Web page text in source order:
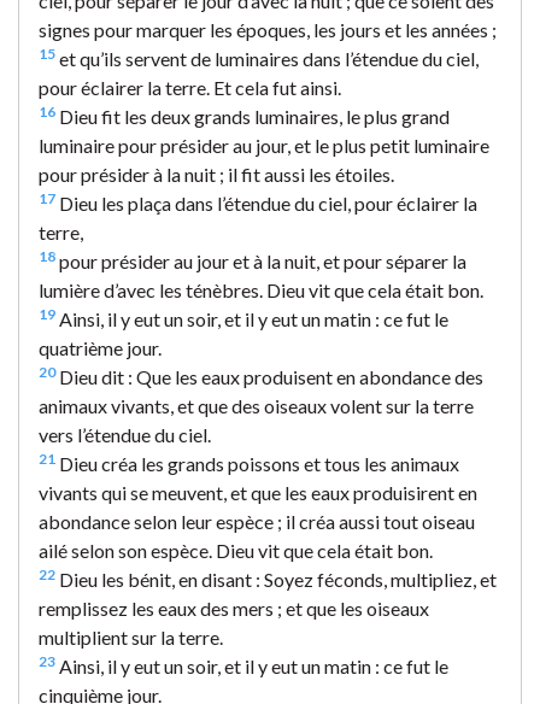
signes pour marquer les époques, les jours et les années ;
15 et qu’ils servent de luminaires dans l’étendue du ciel,
pour éclairer la terre. Et cela fut ainsi.
16 Dieu fit les deux grands luminaires, le plus grand
luminaire pour présider au jour, et le plus petit luminaire
pour présider à la nuit ; il fit aussi les étoiles.
17 Dieu les plaça dans l’étendue du ciel, pour éclairer la
terre,
18 pour présider au jour et à la nuit, et pour séparer la
lumière d’avec les ténèbres. Dieu vit que cela était bon.
19 Ainsi, il y eut un soir, et il y eut un matin : ce fut le
quatrième jour.
20Dieu dit : Que les eaux produisent en abondance des
animaux vivants, et que des oiseaux volent sur la terre
vers l’étendue du ciel.
21 Dieu créa les grands poissons et tous les animaux
vivants qui se meuvent, et que les eaux produisirent en
abondance selon leur espèce ; il créa aussi tout oiseau
ailé selon son espèce. Dieu vit que cela était bon.
22 Dieu les bénit, en disant : Soyez féconds, multipliez, et
remplissez les eaux des mers ; et que les oiseaux
multiplient sur la terre.
23 Ainsi, il y eut un soir, et il y eut un matin : ce fut le
cinquième jour.